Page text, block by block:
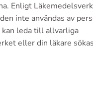
Enligt
inte användas av
kan leda till allvarliga
eller din läkare